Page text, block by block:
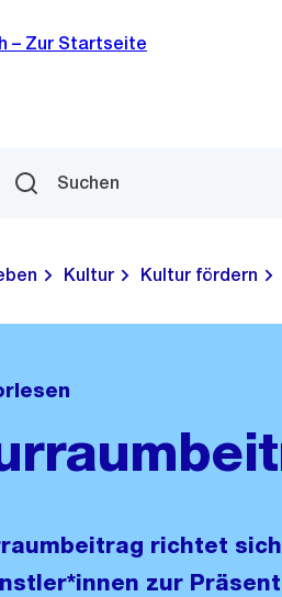
Suchen
Kultur Kultur fördern
richtet
zur